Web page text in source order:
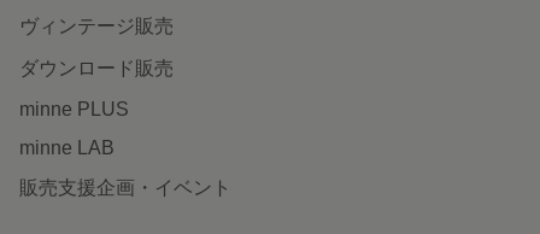
ヴィンテージ販売
ダウンロード販売
minne PLUS
minne LAB
販売支援企画・イベント